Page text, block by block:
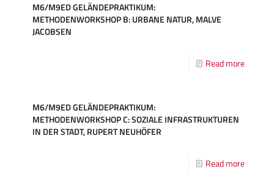
M6/M9ED GELÄNDEPRAKTIKUM:
METHODENWORKSHOP B: URBANE NATUR, MALVE
JACOBSEN
Read more
M6/M9ED GELÄNDEPRAKTIKUM:
METHODENWORKSHOP C: SOZIALE INFRASTRUKTUREN
IN DER STADT, RUPERT NEUHÖFER
Read more